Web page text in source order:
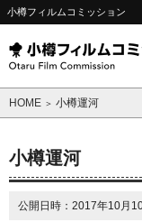
小樽フィルムコミッション
HOME ＞ 小樽運河
小樽運河
公開日時：2017年10